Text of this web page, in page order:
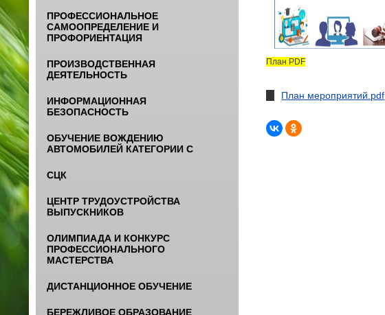
ПРОФЕССИОНАЛЬНОЕ
САМООПРЕДЕЛЕНИЕ И
ПРОФОРИЕНТАЦИЯ
ПРОИЗВОДСТВЕННАЯ
ДЕЯТЕЛЬНОСТЬ
ИНФОРМАЦИОННАЯ
БЕЗОПАСНОСТЬ
ОБУЧЕНИЕ ВОЖДЕНИЮ
АВТОМОБИЛЕЙ КАТЕГОРИИ С
СЦК
ЦЕНТР ТРУДОУСТРОЙСТВА
ВЫПУСКНИКОВ
ОЛИМПИАДА И КОНКУРС
ПРОФЕССИОНАЛЬНОГО
МАСТЕРСТВА
ДИСТАНЦИОННОЕ ОБУЧЕНИЕ
БЕРЕЖЛИВОЕ ОБРАЗОВАНИЕ
План PDF
План мероприятий.pdf